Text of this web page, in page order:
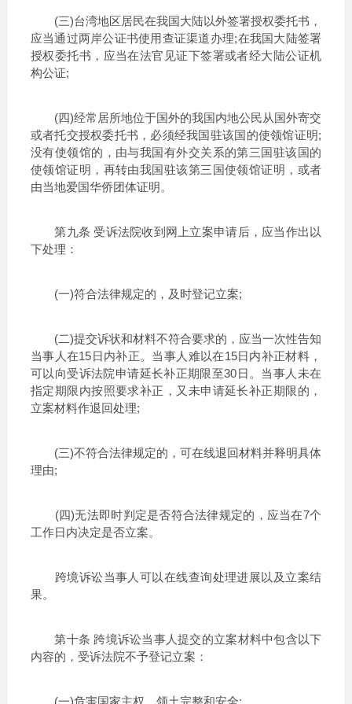
(三)台湾地区居民在我国大陆以外签署授权委托书，
应当通过两岸公证书使用查证渠道办理;在我国大陆签署
授权委托书，应当在法官见证下签署或者经大陆公证机
构公证;
(四)经常居所地位于国外的我国内地公民从国外寄交
或者托交授权委托书，必须经我国驻该国的使领馆证明;
没有使领馆的，由与我国有外交关系的第三国驻该国的
使领馆证明，再转由我国驻该第三国使领馆证明，或者
由当地爱国华侨团体证明。
第九条 受诉法院收到网上立案申请后，应当作出以
下处理：
(一)符合法律规定的，及时登记立案;
(二)提交诉状和材料不符合要求的，应当一次性告知
当事人在15日内补正。当事人难以在15日内补正材料，
可以向受诉法院申请延长补正期限至30日。当事人未在
指定期限内按照要求补正，又未申请延长补正期限的，
立案材料作退回处理;
(三)不符合法律规定的，可在线退回材料并释明具体
理由;
(四)无法即时判定是否符合法律规定的，应当在7个
工作日内决定是否立案。
跨境诉讼当事人可以在线查询处理进展以及立案结
果。
第十条 跨境诉讼当事人提交的立案材料中包含以下
内容的，受诉法院不予登记立案：
(一)危害国家主权、领土完整和安全;